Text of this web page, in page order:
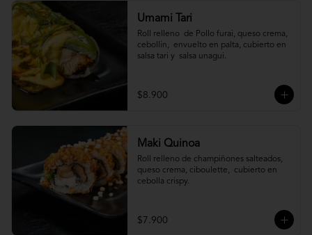
Umami Tari
Roll relleno  de Pollo furai, queso crema,
cebollin,  envuelto en palta, cubierto en
salsa tari y  salsa unagui.
$8.900
Maki Quinoa
​Roll relleno de champiñones salteados,
queso crema, ciboulette,  cubierto en
cebolla crispy.
$7.900